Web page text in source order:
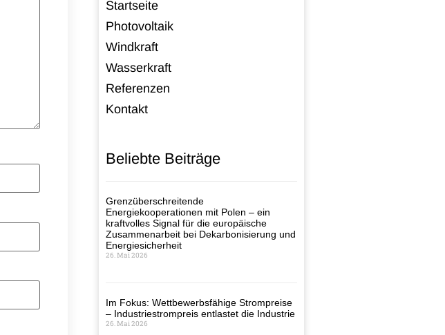
Startseite
Photovoltaik
Windkraft
Wasserkraft
Referenzen
Kontakt
Beliebte Beiträge
Grenzüberschreitende
Energiekooperationen mit Polen – ein
kraftvolles Signal für die europäische
Zusammenarbeit bei Dekarbonisierung und
Energiesicherheit
26. Mai 2026
Im Fokus: Wettbewerbsfähige Strompreise
– Industriestrompreis entlastet die Industrie
26. Mai 2026